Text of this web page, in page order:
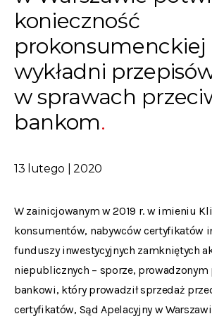
konieczność
prokonsumenckiej
wykładni
w sprawach
bankom
13 lutego | 2020
W zainicjowanym w 2019 r. w imieniu
konsumentów, nabywców certyfikatów
funduszy inwestycyjnych zamkniętych
niepublicznych – sporze,
bankowi, który prowadził sprzedaż
certyfikatów, Sąd Apelacyjny w